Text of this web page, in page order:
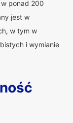
ponad 200
jest w
w tym w
i wymianie